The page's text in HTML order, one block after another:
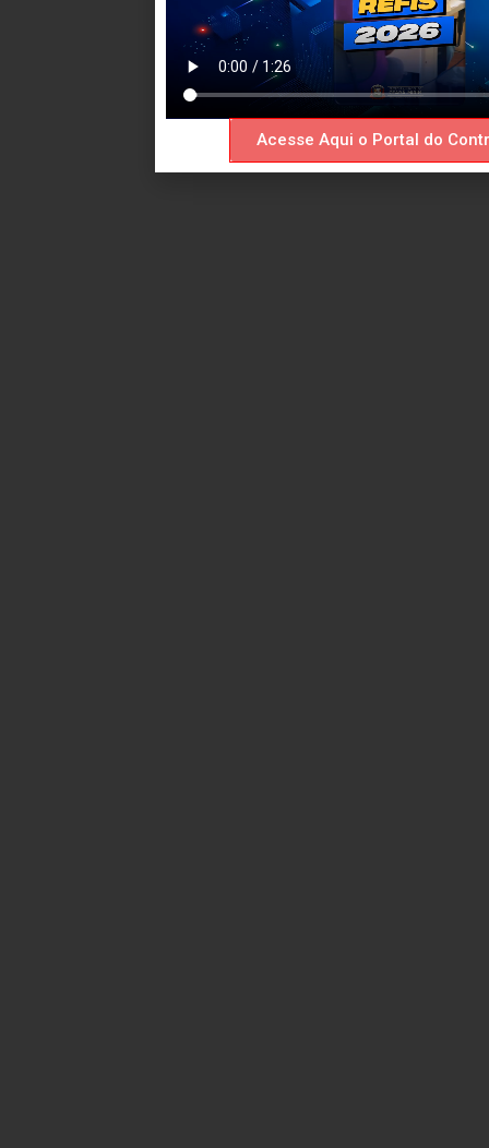
Acesse Aqui o Portal do